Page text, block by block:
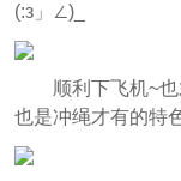
(:з」∠)_
顺利下飞机~
也是冲绳才有的特